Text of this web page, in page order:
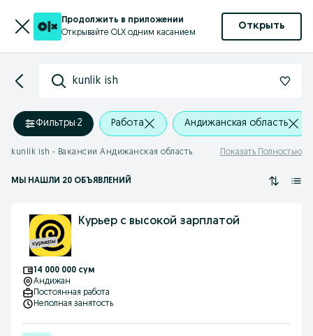
Продолжить в приложении
Открывайте OLX одним касанием
Открыть
kunlik ish
Фильтры·2 Работа Андижанская область
kunlik ish - Вакансии Андижанская область Показать Полностью
МЫ НАШЛИ 20 ОБЪЯВЛЕНИЙ
Курьер с высокой зарплатой
14 000 000 сум
Андижан
Постоянная работа
Неполная занятость